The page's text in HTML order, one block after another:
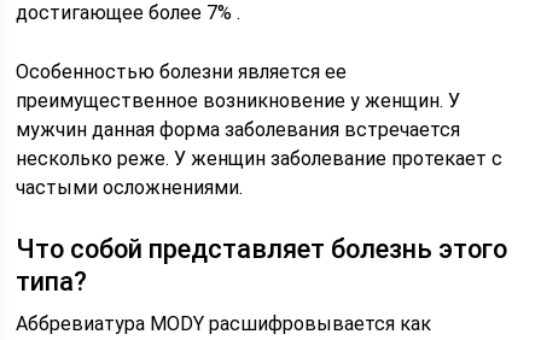
достигающее более 7% .
Особенностью болезни является ее
преимущественное возникновение у женщин. У
мужчин данная форма заболевания встречается
несколько реже. У женщин заболевание протекает с
частыми осложнениями.
Что собой представляет болезнь этого
типа?
Аббревиатура MODY расшифровывается как